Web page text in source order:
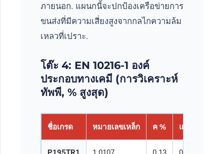
ภายนอก. แผนกนี้จะปกป้องเครือข่ายการ
ขนส่งที่มีความเสี่ยงสูงจากกลไกความล้ม
เหลวที่เปราะ.
โต๊ะ 4: EN 10216-1 องค์
ประกอบทางเคมี (การวิเคราะห์
ทัพพี, % สูงสุด)
ชื่อเกรด หมายเลขเหล็ก ค % และ %